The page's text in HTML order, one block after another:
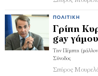
ΠΟΛΙΤΙΚΉ
Γρίπη
gay
Την Πέμπτη (μάλλον)
Σύνοδος
Σπύρος